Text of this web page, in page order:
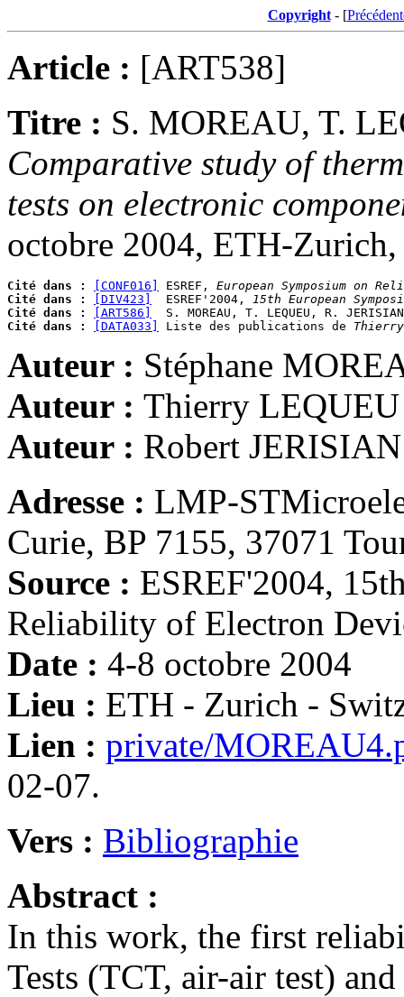
Copyright- [
Article : [ART538]
Titre : S. MOREAU, T.
Comparative study of
tests on electronic
octobre 2004, ETH-
Cité dans : [CONF016] ESREF, European Symposium on
Cité dans :
[DIV423]
  ESREF'2004,
15th European
Cité dans :
[ART586]
S. MOREAU, T. LEQUEU, R.
Cité dans :
[DATA033] Liste des publications de Thierry
Auteur : Stéphane
Auteur : Thierry LEQUEU
Auteur : Robert JERISIAN
Adresse : LMP-
Curie, BP 7155, 37071
Source : ESREF'2004,
Reliability of Electron
Date : 4-8 octobre 2004
Lieu : ETH - Zurich -
Lien : private/
02-07.
Vers : Bibliographie
Abstract :
In this work, the first
Tests (TCT, air-air test)